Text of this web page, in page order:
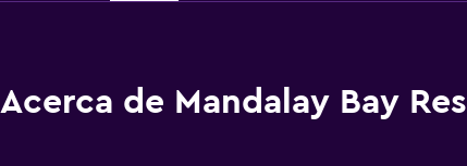
Acerca de Mandalay Bay